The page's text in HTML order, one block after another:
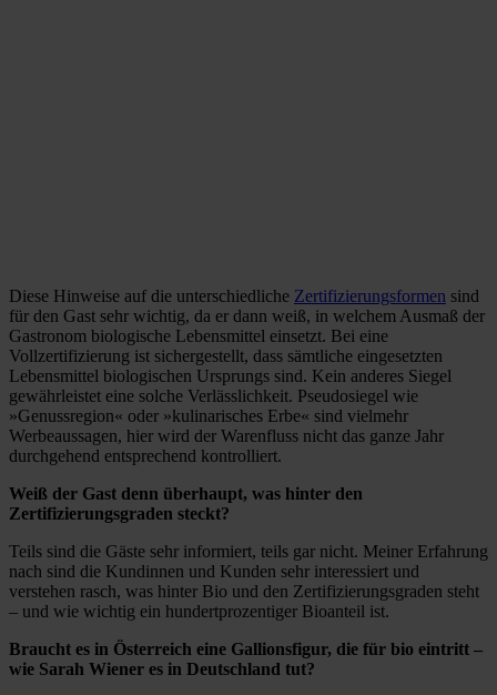
Diese Hinweise auf die unterschiedliche Zertifizierungsformen sind
für den Gast sehr wichtig, da er dann weiß, in welchem Ausmaß der
Gastronom biologische Lebensmittel einsetzt. Bei eine
Vollzertifizierung ist sichergestellt, dass sämtliche eingesetzten
Lebensmittel biologischen Ursprungs sind. Kein anderes Siegel
gewährleistet eine solche Verlässlichkeit. Pseudosiegel wie
»Genussregion« oder »kulinarisches Erbe« sind vielmehr
Werbeaussagen, hier wird der Warenfluss nicht das ganze Jahr
durchgehend entsprechend kontrolliert.
Weiß der Gast denn überhaupt, was hinter den
Zertifizierungsgraden steckt?
Teils sind die Gäste sehr informiert, teils gar nicht. Meiner Erfahrung
nach sind die Kundinnen und Kunden sehr interessiert und
verstehen rasch, was hinter Bio und den Zertifizierungsgraden steht
– und wie wichtig ein hundertprozentiger Bioanteil ist.
Braucht es in Österreich eine Gallionsfigur, die für bio eintritt –
wie Sarah Wiener es in Deutschland tut?